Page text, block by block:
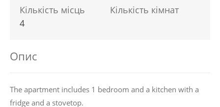
Кількість місць
4
Кількість кімнат
Опис
The apartment includes 1 bedroom and a kitchen with a
fridge and a stovetop.